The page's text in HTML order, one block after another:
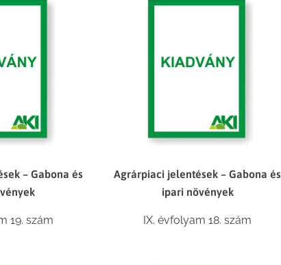
– Gabona és
19. szám
Agrárpiaci jelentések – Gabona és
ipari növények
IX. évfolyam 18. szám